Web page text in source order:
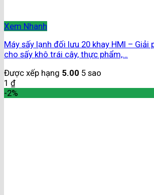
Xem Nhanh
Máy sấy lạnh đối lưu 20 khay HMI – Giải
cho sấy khô trái cây, thực phẩm,…
Được xếp hạng 5.00 5 sao
1 ₫
-2%